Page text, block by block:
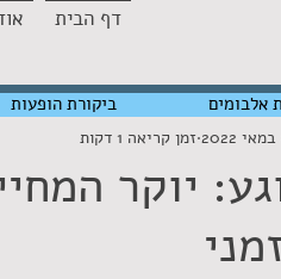
דף הבית
יוקר
זמן קריאה 1 דקות
ביקורת הופעות אלבומים